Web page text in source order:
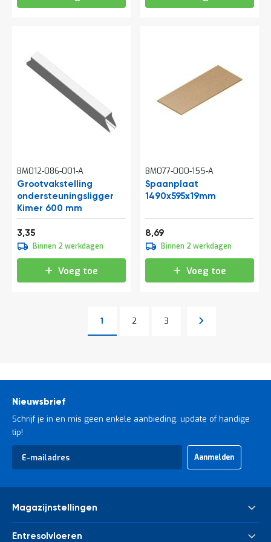
BM012-086-001-A
Grootvakstelling
ondersteuningsligger
Kimer 600 mm
3,35
Binnen 2 werkdagen
Voeg toe
BM077-000-155-A
Spaanplaat
1490x595x19mm
8,69
Binnen 2 werkdagen
Voeg toe
Pagina
U lees momenteel pagina
1 Pagina
2 Pagina
3 Pagina
Volgende
Nieuwsbrief
Schrijf je in en mis geen enkele aanbieding, update of handige
tip!
Abonneer
op
Aanmelden
Magazijnstellingen
Entresolvloeren